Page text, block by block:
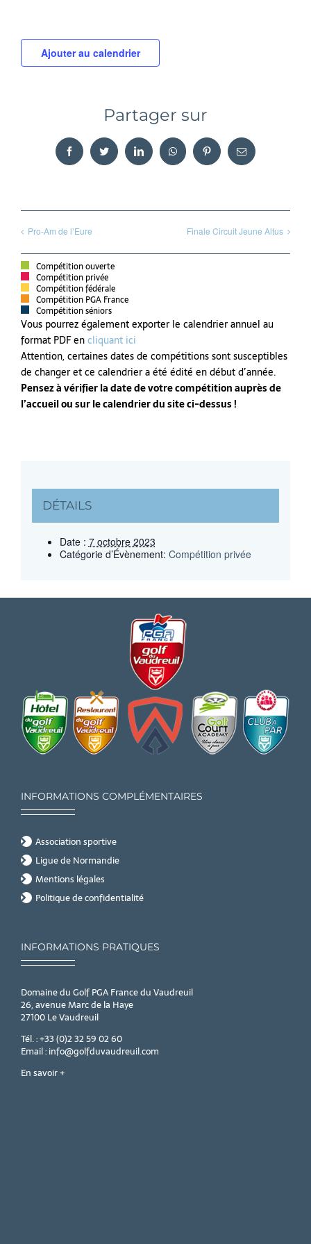
Ajouter au calendrier
Partager sur
FacebookTwitter LinkedInWhatsAppPinterestEmail
Pro-Am de l’Eure Finale Circuit Jeune Altus
Compétition ouverte
Compétition privée
Compétition fédérale
Compétition PGA France
Compétition séniors
Vous pourrez également exporter le calendrier annuel au
format PDF encliquant ici
Attention, certaines dates de compétitions sont susceptibles
de changer et ce calendrier a été édité en début d’année.
Pensez à vérifier la date de votre compétition auprès de
l’accueil ou sur le calendrier du site ci-dessus !
DÉTAILS
Date : 7 octobre 2023
Catégorie d’Évènement: Compétition privée
INFORMATIONS COMPLÉMENTAIRES
Association sportive
Ligue de Normandie
Mentions légales
Politique de confidentialité
INFORMATIONS PRATIQUES
Domaine du Golf PGA France du Vaudreuil
26, avenue Marc de la Haye
27100 Le Vaudreuil
Tél. : +33 (0)2 32 59 02 60
Email : info@golfduvaudreuil.com
En savoir +